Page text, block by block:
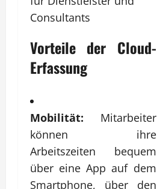
Vorteile der Cloud-
Erfassung
Mobilität: Mitarbeiter
können ihre
Arbeitszeiten bequem
über eine App auf dem
Smartphone, über den